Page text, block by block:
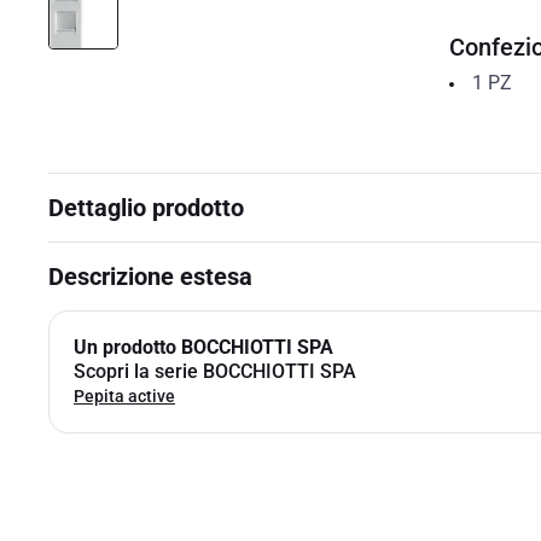
1 PZ
Dettaglio prodotto
Descrizione estesa
Un prodotto BOCCHIOTTI SPA
Scopri la serie BOCCHIOTTI SPA
Pepita active